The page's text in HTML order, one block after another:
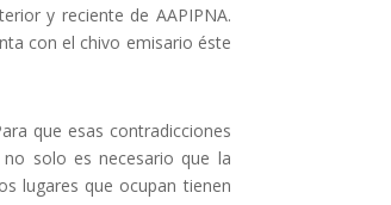
y reciente de AAPIPNA.
con el chivo emisario éste
que esas contradicciones
solo es necesario que la
lugares que ocupan tienen